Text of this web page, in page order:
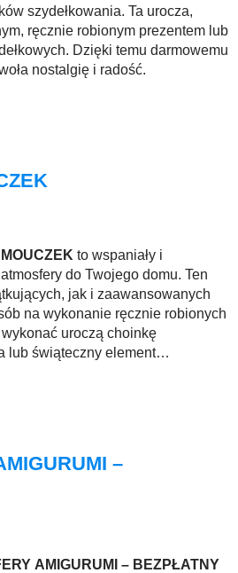
szydełkowania. Ta urocza,
ręcznie robionym prezentem lub
Dzięki temu darmowemu
nostalgię i radość.
to wspaniały i
do Twojego domu. Ten
jak i zaawansowanych
na wykonanie ręcznie robionych
uroczą choinkę
lub świąteczny element
–
AMIGURUMI – BEZPŁATNY